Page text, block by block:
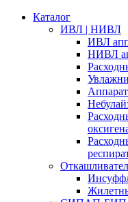
Каталог
ИВЛ | НИВЛ
ИВЛ
НИВЛ